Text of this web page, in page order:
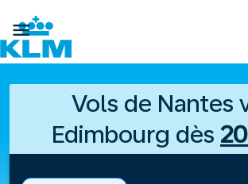

Vols de Nantes
Edimbourg dès